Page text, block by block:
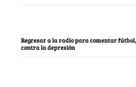
Regresar a la radio para comentar
contra la depresión